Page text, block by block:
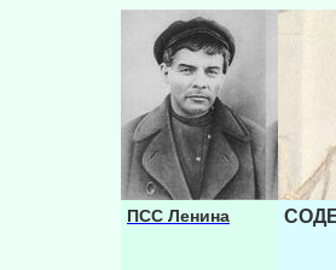
ПСС Ленина